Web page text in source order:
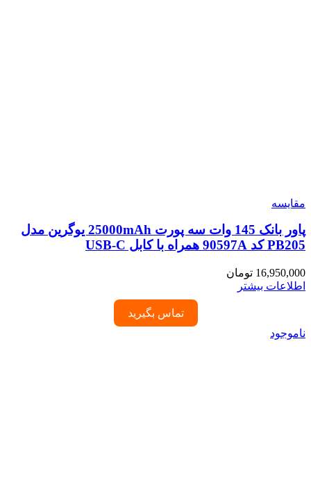
مقایسه
پاور بانک 145 وات سه پورت 25000mAh یوگرین مدل
PB205 کد 90597A همراه با کابل USB-C
16,950,000 تومان
اطلاعات بیشتر
تماس بگیرید
ناموجود